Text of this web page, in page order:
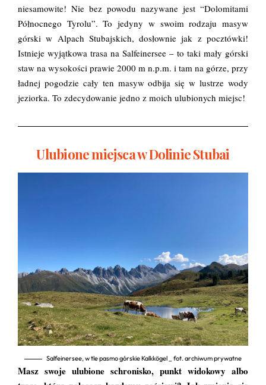
niesamowite! Nie bez powodu nazywane jest “Dolomitami
Północnego Tyrolu”. To jedyny w swoim rodzaju masyw
górski w Alpach Stubajskich, dosłownie jak z pocztówki!
Istnieje wyjątkowa trasa na Salfeinersee – to taki mały górski
staw na wysokości prawie 2000 m n.p.m. i tam na górze, przy
ładnej pogodzie cały ten masyw odbija się w lustrze wody
jeziorka. To zdecydowanie jedno z moich ulubionych miejsc!
Ulubione miejsca w Dolinie Stubai
Salfeinersee, w tle pasmo górskie Kalkkögel _ fot. archiwum prywatne
Masz swoje ulubione schronisko, punkt widokowy albo